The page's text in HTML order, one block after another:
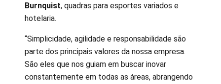
Burnquist, quadras para esportes variados e
hotelaria.
“Simplicidade, agilidade e responsabilidade são
parte dos principais valores da nossa empresa.
São eles que nos guiam em buscar inovar
constantemente em todas as áreas, abrangendo